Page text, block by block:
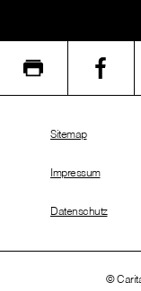
©
Sitemap
Impressum
Datenschutz